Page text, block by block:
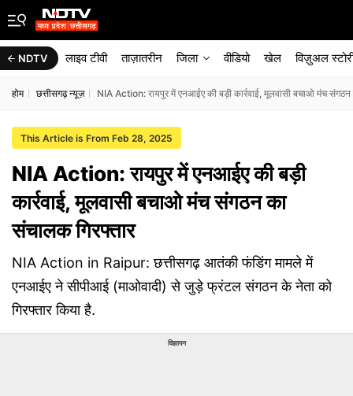
NDTV लाइव टीवी ताज़ातरीन जिला वीडियो खेल विज़ुअल
होम छत्तीसगढ़ न्यूज़ NIA Action: रायपुर में एनआईए की बड़ी कार्रवाई, मूलवासी बचाओ मंच संगठन
This Article is From Feb 28, 2025
NIA Action: रायपुर में एनआईए की बड़ी
कार्रवाई, मूलवासी बचाओ मंच संगठन का
संचालक गिरफ्तार
NIA Action in Raipur: छत्तीसगढ़ आतंकी फंडिंग मामले में
एनआईए ने सीपीआई (माओवादी) से जुड़े फ्रंटल संगठन के नेता को
गिरफ्तार किया है.
विज्ञापन